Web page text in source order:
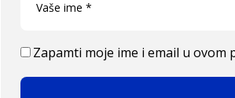
Zapamti moje ime i email u ovom